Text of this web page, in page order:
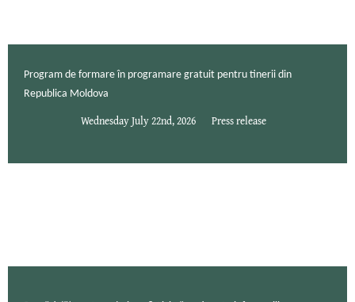
Program de formare în programare gratuit pentru tinerii din
Republica Moldova
Wednesday July 22nd, 2026 Press release